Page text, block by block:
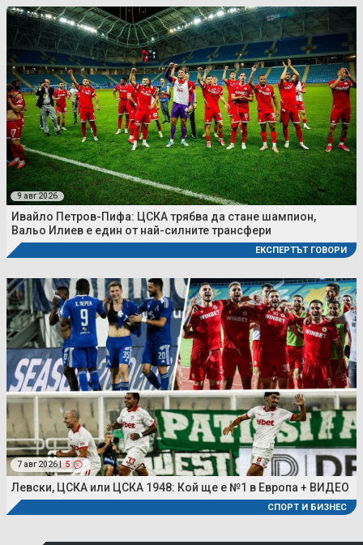
9 авг 2026
Ивайло Петров-Пифа: ЦСКА трябва да стане шампион,
Вальо Илиев е един от най-силните трансфери
ЕКСПЕРТЪТ ГОВОРИ
7 авг 2026 | 5
Левски, ЦСКА или ЦСКА 1948: Кой ще е №1 в Европа + ВИДЕО
СПОРТ И БИЗНЕС